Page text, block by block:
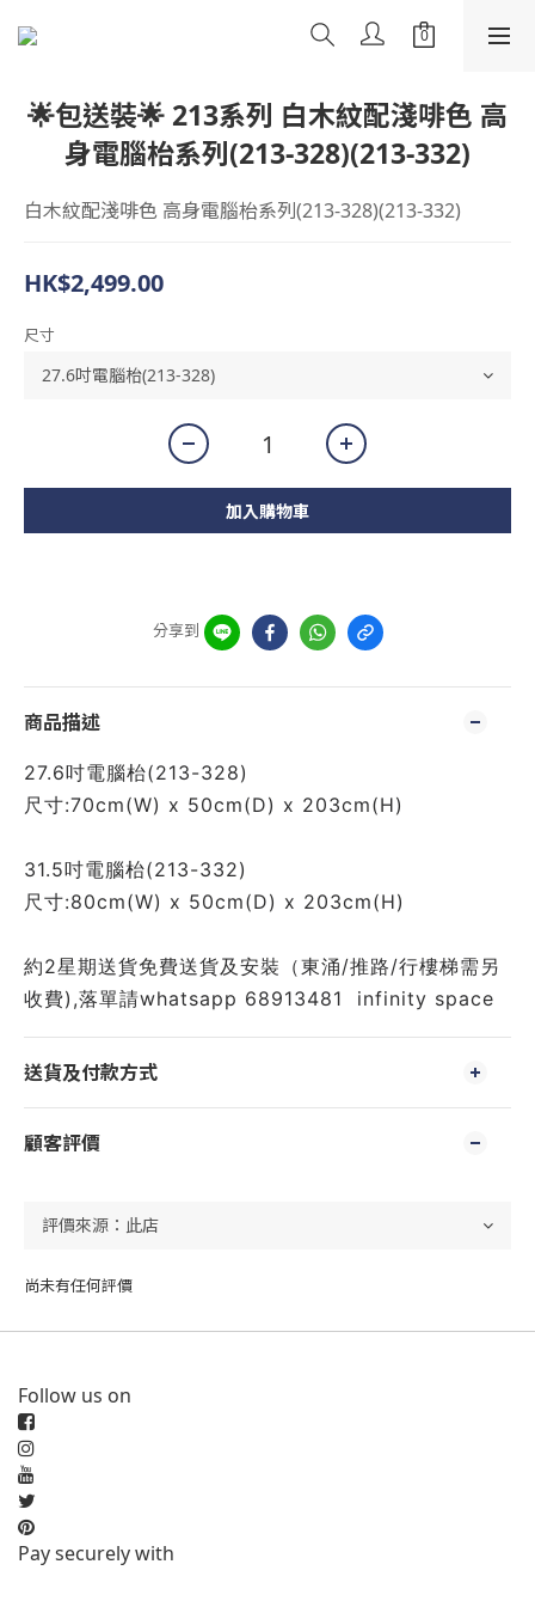
🌟包送裝🌟 213系列 白木紋配淺啡色 高
身電腦枱系列(213-328)(213-332)
白木紋配淺啡色 高身電腦枱系列(213-328)(213-332)
HK$2,499.00
尺寸
加入購物車
分享到
商品描述
27.6吋電腦枱(213-328)
尺寸:70cm(W) x 50cm(D) x 203cm(H)
31.5吋電腦枱(213-332)
尺寸:80cm(W) x 50cm(D) x 203cm(H)
約2星期送貨免費送貨及安裝（東涌/推路/行樓梯需另
收費),落單請whatsapp 68913481  infinity space
送貨及付款方式
顧客評價
尚未有任何評價
Follow us on
Pay securely with